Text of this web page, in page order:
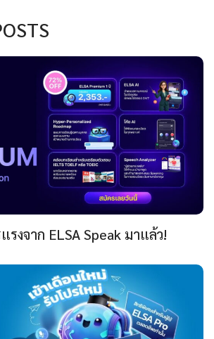
รงจาก ELSA Speak มาแล้ว!